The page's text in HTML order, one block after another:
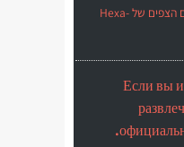
סיכום הניסוי ב'מקורות': בחינת הכיסויים הצפים של Hexa-
Если вы